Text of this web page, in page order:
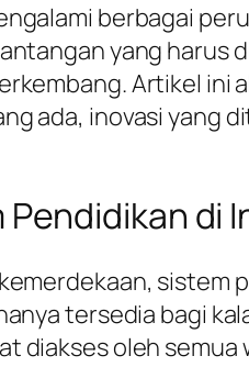
berbagai
yang harus
Artikel ini
ada, inovasi yang
di
tersedia bagi
diakses oleh semua